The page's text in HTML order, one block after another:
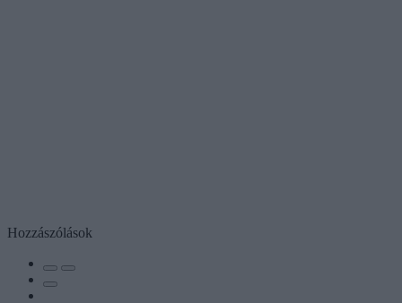
Hozzászólások